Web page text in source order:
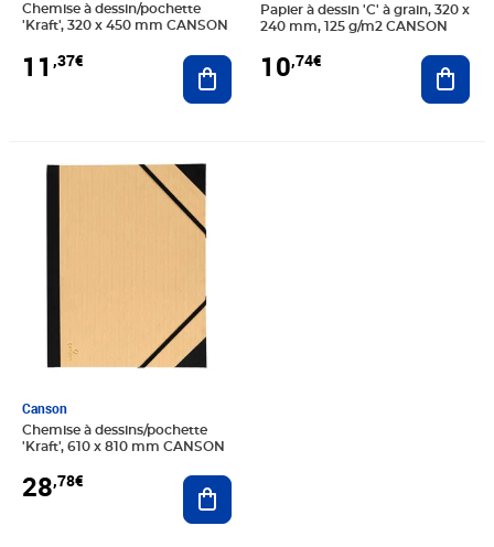
Chemise à dessin/pochette
'Kraft', 320 x 450 mm CANSON
11 ,37€ Ajouter au panier
Papier à dessin 'C' à grain, 320 x
240 mm, 125 g/m2 CANSON
10,74€
Canson
Chemise à dessins/pochette
'Kraft', 610 x 810 mm CANSON
28,78€
Prix 28,78€
Ajouter au panier